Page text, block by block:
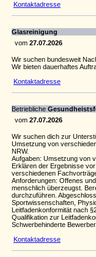
Kontaktadresse
Glasreinigung
vom 27.07.2026
Wir suchen bundesweit
Wir bieten dauerhaftes
Kontaktadresse
Betriebliche
vom 27.07.2026
Wir suchen dich zur
Umsetzung von
NRW.
Aufgaben: Umsetzung von
Erklären der Ergebnisse
verschiedenen
Anforderungen: Offenes
menschlich überzeugst.
durchzuführen.
Sportwissenschaften,
Leitfadenkonformität nach
Qualifikation zur
Schwerbehinderte
Kontaktadresse